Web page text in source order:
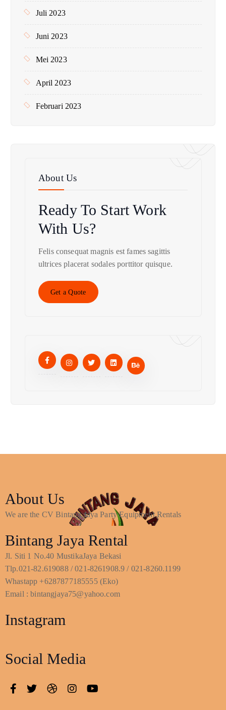
Juli 2023
Juni 2023
Mei 2023
April 2023
Februari 2023
About Us
Ready To StartWork
With Us?
Felis consequat magnis est fames sagittis
ultrices placerat sodales porttitor quisque.
Get a Quote
About Us
We are the CV Bintang Jaya Party Equipment Rentals
Bintang Jaya Rental
Jl. Siti 1 No.40 MustikaJaya Bekasi
Tlp.021-82.619088 / 021-8261908.9 / 021-8260.1199
Whastapp +6287877185555 (Eko)
Email : bintangjaya75@yahoo.com
Instagram
Social Media